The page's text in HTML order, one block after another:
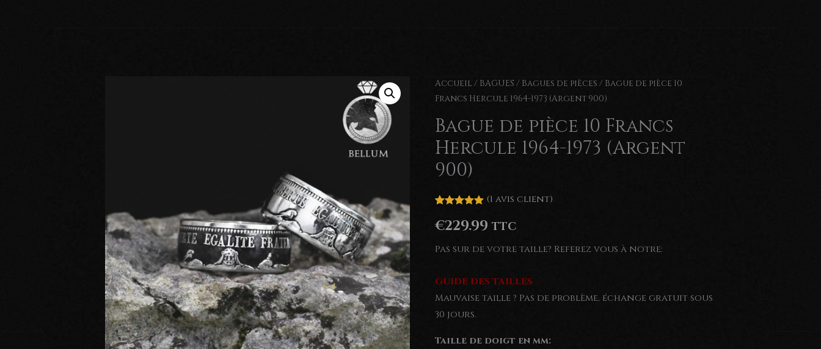
Accueil / BAGUES / Bagues de pièces / Bague de pièce 10
Francs Hercule 1964-1973 (Argent 900)
Bague de pièce 10 Francs
Hercule 1964-1973 (Argent
900)
sur 5
basé sur
client
(1 avis client)
€229.99 TTC
Pas sur de votre taille? Referez vous à notre:
GUIDE DES TAILLES
Mauvaise taille ? Pas de problème, échange gratuit sous
30 jours.
Taille de doigt en mm: